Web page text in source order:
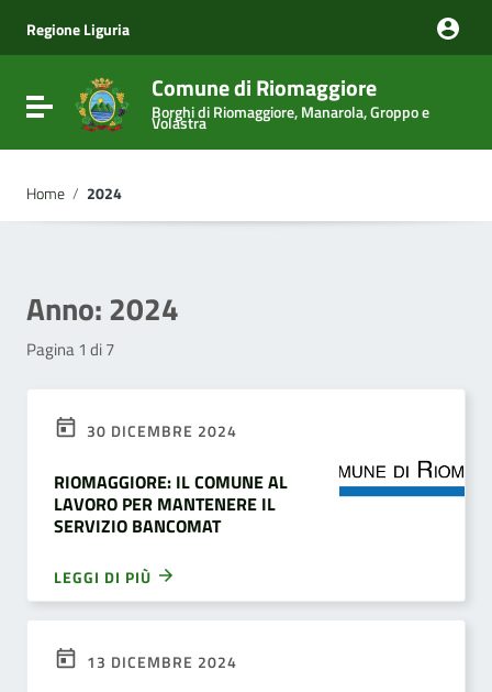
Vai al menu di navigazione
Vai al footer
Regione Liguria
Attiva / disattiva la navigazione
Comune di Riomaggiore
Borghi di Riomaggiore, Manarola, Groppo e
Volastra
Home / 2024
Anno:2024
Pagina 1 di 7
30 DICEMBRE 2024
RIOMAGGIORE: IL COMUNE AL
LAVORO PER MANTENERE IL
SERVIZIO BANCOMAT
LEGGI DI PIÙ
13 DICEMBRE 2024